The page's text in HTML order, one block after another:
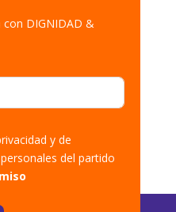
con DIGNIDAD &
y de
del partido